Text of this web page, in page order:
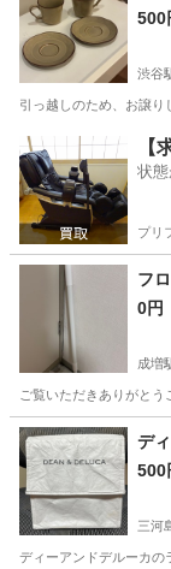
500
渋谷
引っ越しのため、お譲
東京 渋谷区 渋
【
状
プリ
フ
0円
成増
ご覧いただきありがと
東京 板橋区 成
デ
500
三河
ディーアンドデルーカの